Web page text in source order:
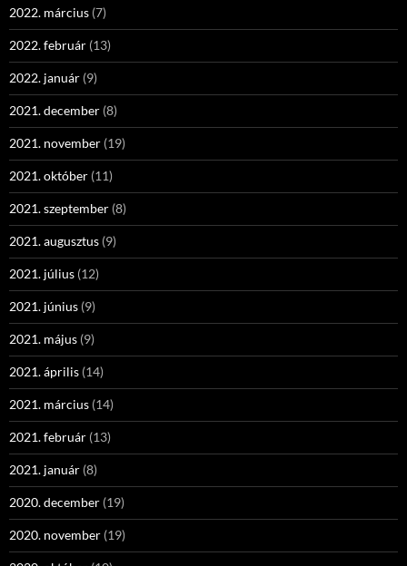
2022. március (7)
2022. február (13)
2022. január (9)
2021. december (8)
2021. november (19)
2021. október (11)
2021. szeptember (8)
2021. augusztus (9)
2021. július (12)
2021. június (9)
2021. május (9)
2021. április (14)
2021. március (14)
2021. február (13)
2021. január (8)
2020. december (19)
2020. november (19)